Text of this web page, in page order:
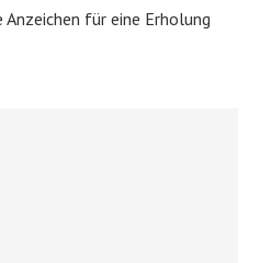
für eine Erholung